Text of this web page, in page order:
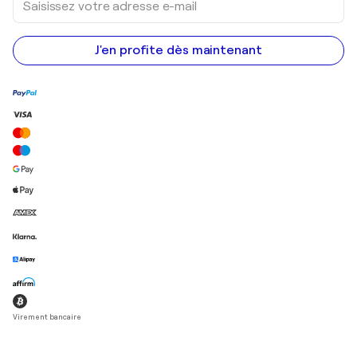
votre
adresse
e-
mail
J'en profite dès maintenant
Virement bancaire